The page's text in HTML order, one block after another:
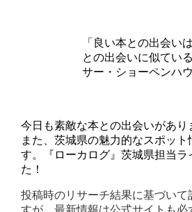
「良い本との出会い
との出会いに似てい
サー・ショーペンハ
今日も素敵な本との出会いがあり
また、茨城県の魅力的なスポット
す。『ローカログ』茨城県担当ラ
た！
投稿時のリサーチ結果に基づいて
すが、最新情報は公式サイトも必